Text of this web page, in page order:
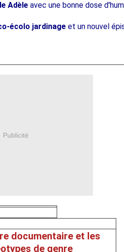
Adèle avec une bonne dose
écolo jardinage et un nouvel
Publicité
documentaire et les
de genre